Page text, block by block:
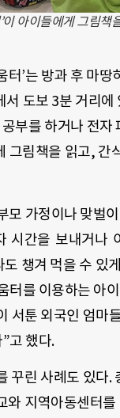
이 아이들에게 그림
’는 방과 후 마
도보 3분 거리
부를 하거나 전자
그림책을 읽고, 간
가정이나 맞벌
시간을 보내거나
챙겨 먹을 수 있
를 이용하는 아
서툰 외국인 엄마
고 했다.
린 사례도 있다.
지역아동센터